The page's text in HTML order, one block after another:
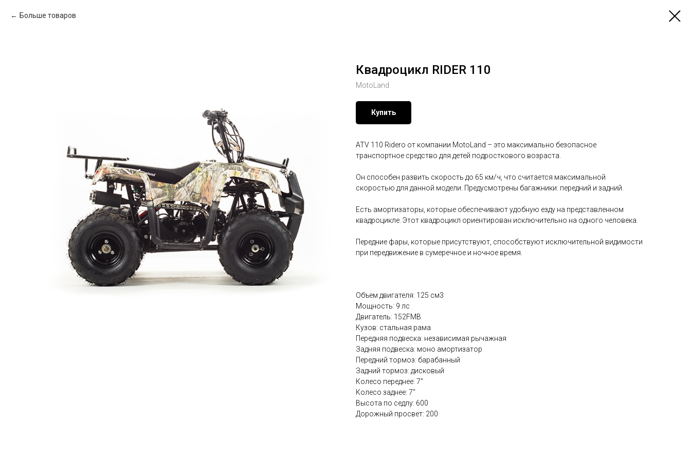
Больше товаров
Квадроцикл RIDER 110
MotoLand
Купить
ATV 110 Riderо от компании MotoLand – это максимально безопасное
транспортное средство для детей подросткового возраста.
Он способен развить скорость до 65 км/ч, что считается максимальной
скоростью для данной модели. Предусмотрены багажники: передний и задний.
Есть амортизаторы, которые обеспечивают удобную езду на представленном
квадроцикле. Этот квадроцикл ориентирован исключительно на одного человека.
Передние фары, которые присутствуют, способствуют исключительной видимости
при передвижение в сумеречное и ночное время.
Объем двигателя: 125 см3
Мощность: 9 лс
Двигатель: 152FMB
Кузов: стальная рама
Передняя подвеска: независимая рычажная
Задняя подвеска: моно амортизатор
Передний тормоз: барабанный
Задний тормоз: дисковый
Колесо переднее: 7"
Колесо заднее: 7"
Высота по седлу: 600
Дорожный просвет: 200